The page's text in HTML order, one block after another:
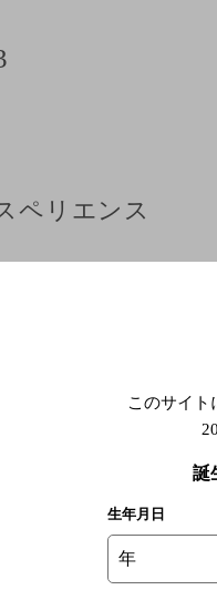
ペリエンス
ヒルズカフェ）
プラザ&ヒルズ
六本木6-10-1
このサイト
誕
生年月日
年